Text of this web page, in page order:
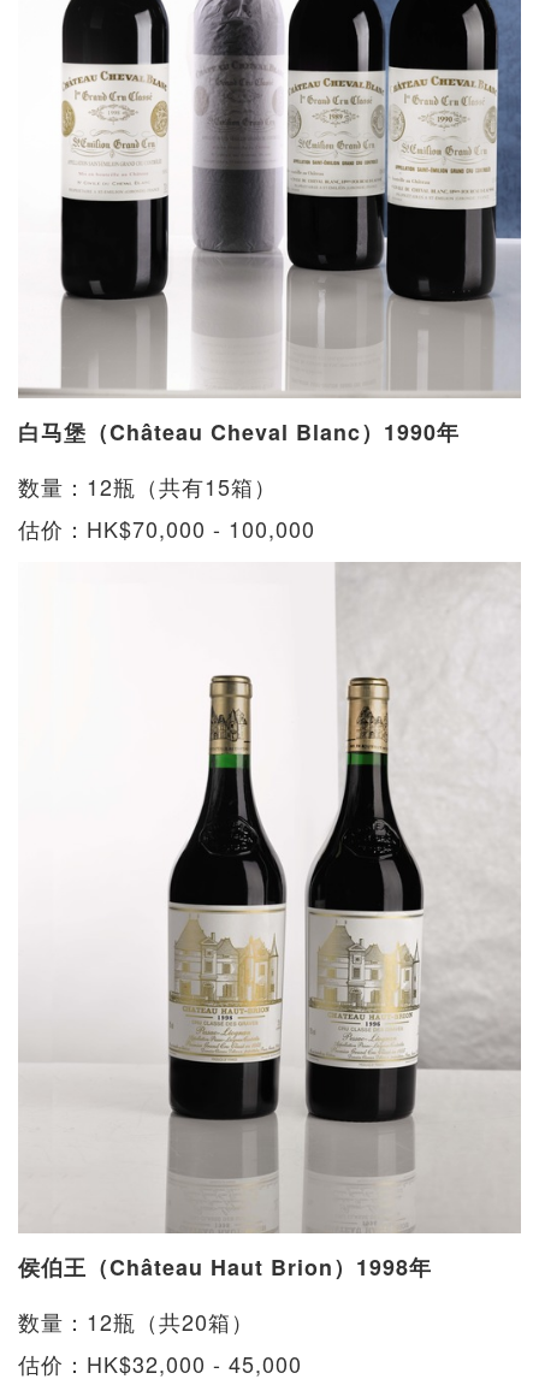
白马堡（Château Cheval Blanc）1990年
数量：12瓶（共有15箱）
估价：HK$70,000 - 100,000
侯伯王（Château Haut Brion）1998年
数量：12瓶（共20箱）
估价：HK$32,000 - 45,000